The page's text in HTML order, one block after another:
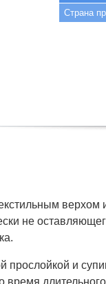
Страна
верхом
не
прослойкой и